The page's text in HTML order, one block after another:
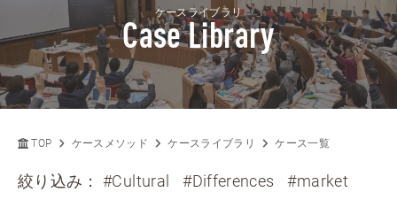
ケースライブラリ
Case Library
TOP ケースメソッド ケースライブラリ ケース一覧
絞り込み：#Cultural #Differences #market